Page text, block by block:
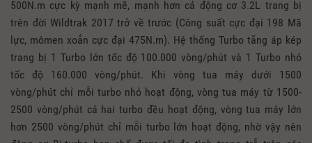
500N.m cực kỳ mạnh mẽ, mạnh hơn cả động cơ 3.2L trang bị
trên đời Wildtrak 2017 trở về trước (Công suất cực đại 198 Mã
lực, mômen xoắn cực đại 475N.m). Hệ thống Turbo tăng áp kép
trang bị 1 Turbo lớn tốc độ 100.000 vòng/phút và 1 Turbo nhỏ
tốc độ 160.000 vòng/phút. Khi vòng tua máy dưới 1500
vòng/phút chỉ mỗi turbo nhỏ hoạt động, vòng tua máy từ 1500-
2500 vòng/phút cả hai turbo đều hoạt động, vòng tua máy lớn
hơn 2500 vòng/phút chỉ mỗi turbo lớn hoạt động, nhờ vậy nên